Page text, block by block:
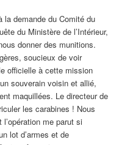
la demande du Comité du
du Ministère de l’Intérieur,
donner des munitions.
soucieux de voir
officielle à cette mission
souverain voisin et allié,
maquillées. Le directeur de
les carabines ! Nous
me parut si
lot d’armes et de